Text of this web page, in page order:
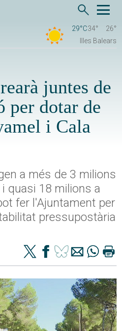
29°C34°
26°
Illes Balears
juntes de
per dotar de
i Cala
a més de 3 milions
quasi 18 milions a
fer l'Ajuntament per
pressupostària